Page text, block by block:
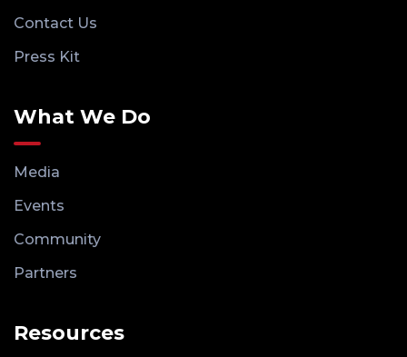
Contact Us
Press Kit
What We Do
Media
Events
Community
Partners
Resources